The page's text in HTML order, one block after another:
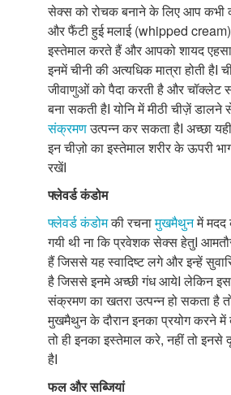
सेक्स को रोचक बनाने के लिए आप कभी
और फैंटी हुई मलाई (whipped
इस्तेमाल करते हैं और आपको शायद
इनमें चीनी की अत्यधिक मात्रा होती हैI
जीवाणुओं को पैदा करती है और चॉक्लेट
बना सकती हैI योनि में मीठी चीज़ें
संक्रमणउत्पन्न कर सकता हैI अच्छा
इन चीज़ो का इस्तेमाल शरीर के ऊपरी
रखेंI
फ्लेवर्ड कंडोम
फ्लेवर्ड कंडोमकी रचनामुखमैथुनमें
गयी थी ना कि प्रवेशक सेक्स हेतुI
हैं जिससे यह स्वादिष्ट लगे और इन्हें
है जिससे इनमे अच्छी गंध आयेI लेकिन
संक्रमण का खतरा उत्पन्न हो सकता है
मुखमैथुन के दौरान इनका प्रयोग करने में
तो ही इनका इस्तेमाल करे, नहीं तो इनसे
हैI
फल और सब्जियां